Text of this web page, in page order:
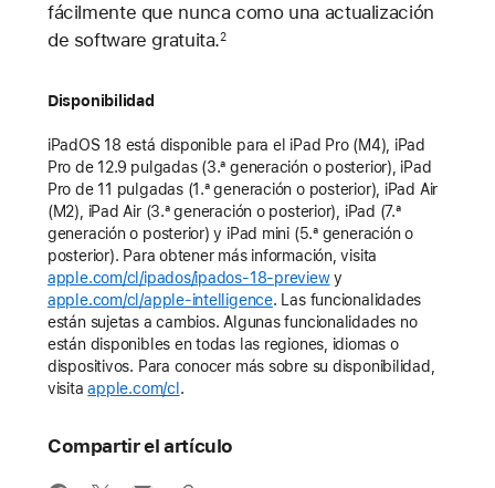
fácilmente que nunca como una actualización
de software gratuita.2
Disponibilidad
iPadOS 18 está disponible para el iPad Pro (M4), iPad
Pro de 12.9 pulgadas (3.ª generación o posterior), iPad
Pro de 11 pulgadas (1.ª generación o posterior), iPad Air
(M2), iPad Air (3.ª generación o posterior), iPad (7.ª
generación o posterior) y iPad mini (5.ª generación o
posterior). Para obtener más información, visita
apple.com/cl/ipados/ipados-18-previewy
apple.com/cl/apple-intelligence. Las funcionalidades
están sujetas a cambios. Algunas funcionalidades no
están disponibles en todas las regiones, idiomas o
dispositivos. Para conocer más sobre su disponibilidad,
visitaapple.com/cl .
Compartir el artículo